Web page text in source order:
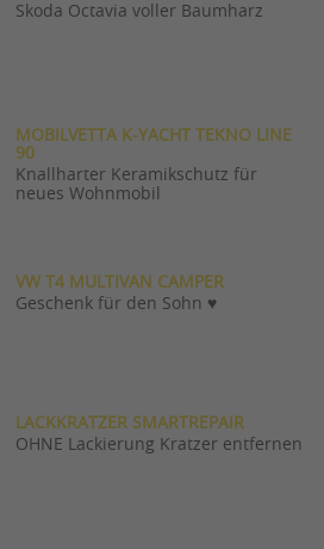
Skoda Octavia voller Baumharz
MOBILVETTA K-YACHT TEKNO LINE
90
Knallharter Keramikschutz für
neues Wohnmobil
VW T4 MULTIVAN CAMPER
Geschenk für den Sohn ♥️
LACKKRATZER SMARTREPAIR
OHNE Lackierung Kratzer entfernen